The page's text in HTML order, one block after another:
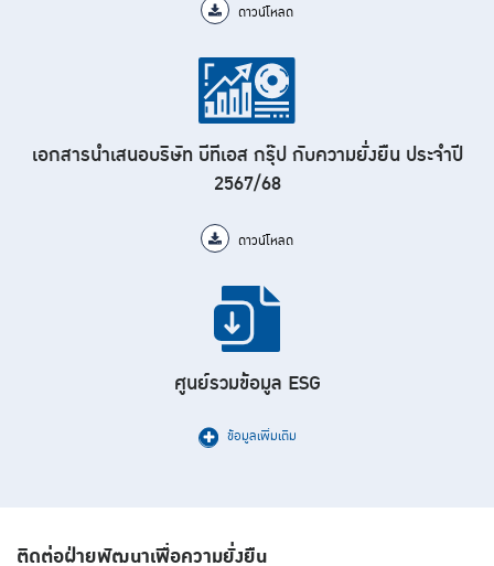
ดาวน์โหลด
เอกสารนำเสนอบริษัท บีทีเอส กรุ๊ป กับความยั่งยืน ประจำปี
2567/68
ดาวน์โหลด
ศูนย์รวมข้อมูล ESG
ข้อมูลเพิ่มเติม
ติดต่อฝ่ายพัฒนาเพื่อความยั่งยืน